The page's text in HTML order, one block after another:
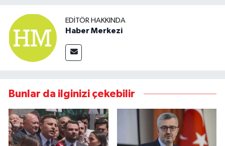
EDITÖR HAKKINDA
Haber Merkezi
Bunlar da ilginizi çekebilir